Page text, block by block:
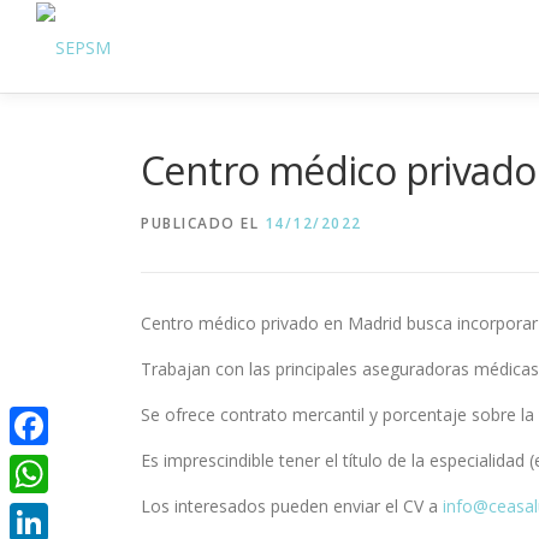
Centro médico
PUBLICADO EL 14/12/2022
Centro médico privado en Madrid busca
Trabajan con las principales aseguradoras
Se ofrece contrato mercantil y porcentaje sobre la
Es imprescindible tener el título de la
Los interesados pueden enviar el CV a
Facebook
WhatsApp